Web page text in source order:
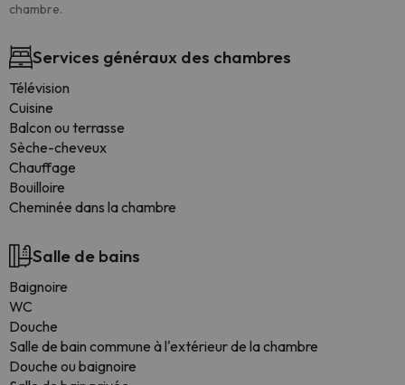
chambre.
Services généraux des chambres
Télévision
Cuisine
Balcon ou terrasse
Sèche-cheveux
Chauffage
Bouilloire
Cheminée dans la chambre
Salle de bains
Baignoire
WC
Douche
Salle de bain commune à l'extérieur de la chambre
Douche ou baignoire